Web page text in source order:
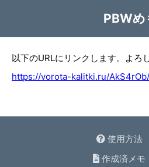
PBWめ
以下のURLにリンクします。よろ
https://vorota-kalitki.ru/
使用方法
作成済メモ